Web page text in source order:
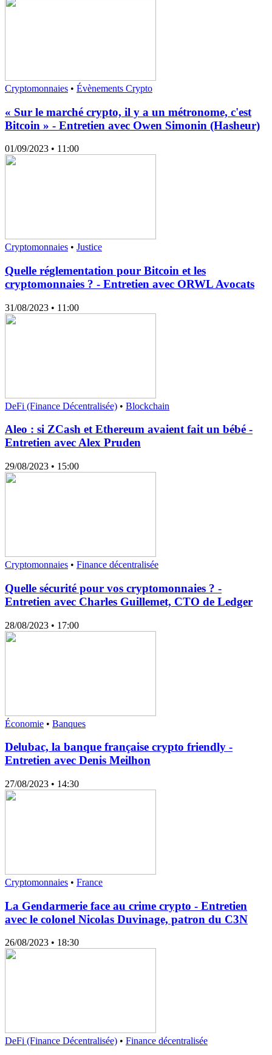
Cryptomonnaies • Évènements Crypto
« Sur le marché crypto, il y a un métronome, c'est
Bitcoin » - Entretien avec Owen Simonin (Hasheur)
01/09/2023 • 11:00
Cryptomonnaies • Justice
Quelle réglementation pour Bitcoin et les
cryptomonnaies ? - Entretien avec ORWL Avocats
31/08/2023 • 11:00
DeFi (Finance Décentralisée) • Blockchain
Aleo : si ZCash et Ethereum avaient fait un bébé -
Entretien avec Alex Pruden
29/08/2023 • 15:00
Cryptomonnaies • Finance décentralisée
Quelle sécurité pour vos cryptomonnaies ? -
Entretien avec Charles Guillemet, CTO de Ledger
28/08/2023 • 17:00
Économie • Banques
Delubac, la banque française crypto friendly -
Entretien avec Denis Meilhon
27/08/2023 • 14:30
Cryptomonnaies • France
La Gendarmerie face au crime crypto - Entretien
avec le colonel Nicolas Duvinage, patron du C3N
26/08/2023 • 18:30
DeFi (Finance Décentralisée) • Finance décentralisée